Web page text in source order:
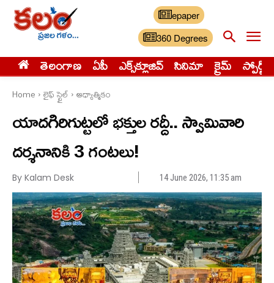
epaper
360 Degrees
తెలంగాణ ఏపీ ఎక్స్‌క్లూజివ్‌ సినిమా క్రైమ్ స్పోర్ట్స్
Home లైఫ్ స్టైల్ ఆధ్యాత్మికం
యాదగిరిగుట్టలో భక్తుల రద్దీ.. స్వామివారి
దర్శనానికి 3 గంటలు!
By Kalam Desk 14 June 2026, 11:35 am